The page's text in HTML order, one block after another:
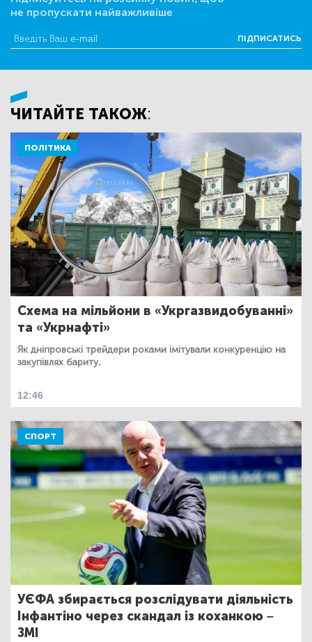
не пропускати найважливіше
ПІДПИСАТИСЬ
ЧИТАЙТЕ ТАКОЖ:
ПОЛІТИКА
Схема на мільйони в «Укргазвидобуванні»
та «Укрнафті»
Як дніпровські трейдери роками імітували конкуренцію на
закупівлях бариту.
12:46
СПОРТ
УЄФА збирається розслідувати діяльність
Інфантіно через скандал із коханкою –
ЗМІ